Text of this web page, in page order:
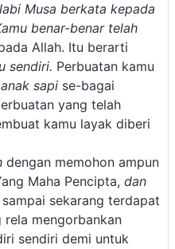
Musa berkata kepada
benar-benar telah
Allah. Itu berarti
sendiri. Perbuatan kamu
anak sapi se-bagai
yang telah
kamu layak diberi
dengan memohon ampun
Maha Pencipta, dan
sekarang terdapat
mengorbankan
sendiri demi untuk